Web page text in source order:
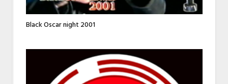
Black Oscar night 2001